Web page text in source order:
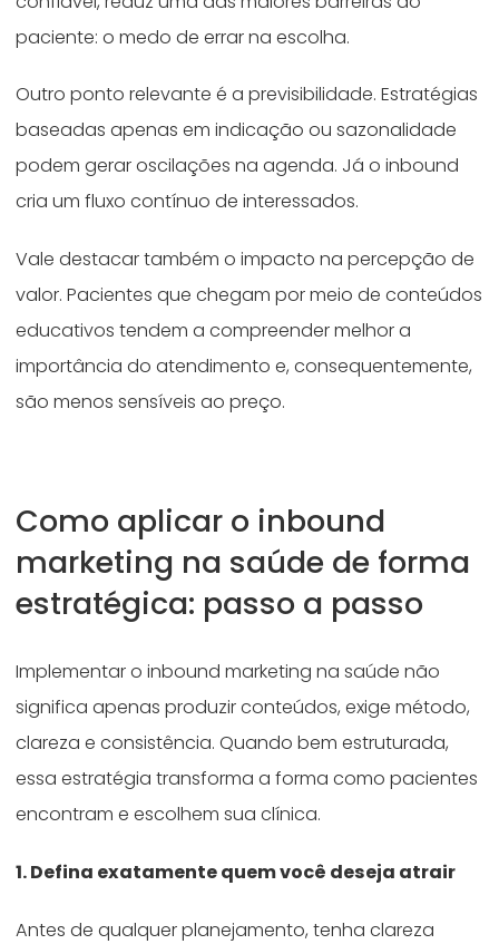
paciente: o medo de errar na escolha.
Outro ponto relevante é a previsibilidade. Estratégias
baseadas apenas em indicação ou sazonalidade
podem gerar oscilações na agenda. Já o inbound
cria um fluxo contínuo de interessados.
Vale destacar também o impacto na percepção de
valor. Pacientes que chegam por meio de conteúdos
educativos tendem a compreender melhor a
importância do atendimento e, consequentemente,
são menos sensíveis ao preço.
Como aplicar o inbound
marketing na saúde de forma
estratégica: passo a passo
Implementar o inbound marketing na saúde não
significa apenas produzir conteúdos, exige método,
clareza e consistência. Quando bem estruturada,
essa estratégia transforma a forma como pacientes
encontram e escolhem sua clínica.
1. Defina exatamente quem você deseja atrair
Antes de qualquer planejamento, tenha clareza